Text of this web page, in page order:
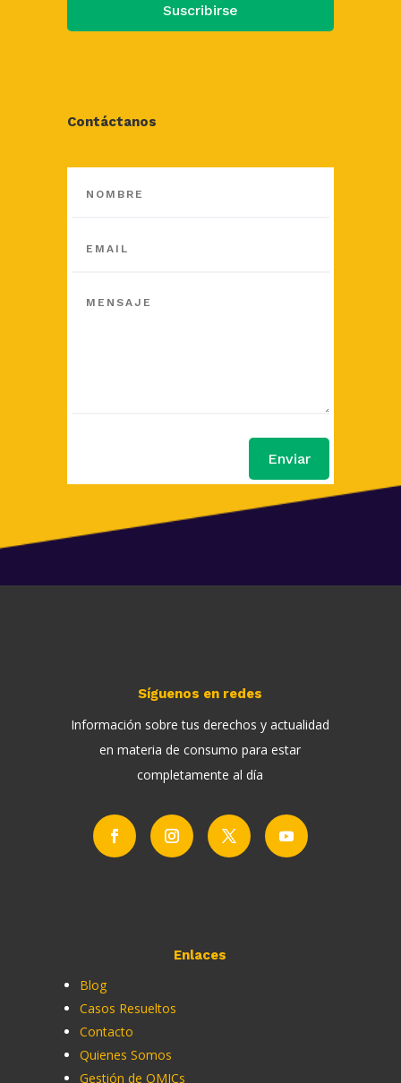
Suscribirse
Contáctanos
Enviar
Síguenos en redes
Información sobre tus derechos y actualidad
en materia de consumo para estar
completamente al día
Enlaces
Blog
Casos Resueltos
Contacto
Quienes Somos
Gestión de OMICs